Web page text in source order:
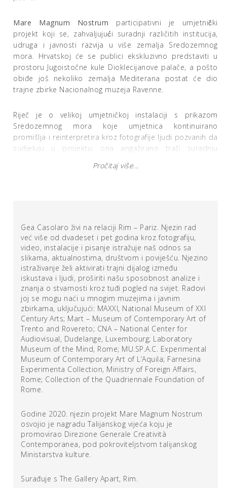
Mare Magnum Nostrum participativni je umjetnič̌ki
projekt koji se, zahvaljujuć́i suradnji različitih institucija,
udruga i javnosti razvija u više zemalja Sredozemnog
mora. Hrvatskoj će se publici ekskluzivno predstaviti u
prostoru Jugoistočne kule Dioklecijanove palače, a pošto
obiđe još nekoliko zemalja Mediterana postat će dio
trajne zbirke Nacionalnog muzeja Ravenne.
Riječ je o velikoj umjetničkoj instalaciji s prikazom
Sredozemnog mora koje umjetnica kontinuirano
promišlja i reinterpretira kroz fotografije ljudi pozvanih da
sudjeluju u projektu: ona angažirano traži suradnju
Mediterana satkan od fotografija svakodnevnih ljudskih
gdje publika ima pogled na svih 360 stupnjeva Mediterana
i to iz središta mora. Tijekom izložbe posjetitelji su
pozvani dodati i / ili zamijeniti postojeće slike s novim
fotografijama preuzetim iz arhive postavljajući ih na isti
dio obale.
Gea Casolaro poziva splićane da na web stranicu
projekta pošalju fotografije svakodnevnog života s
mediteranskih obala – fotografije na kojima je prisutan
bar malen komad mora – snimljene u bilo kojoj zemlji,
mjestu, vremenu i godišnjem dobu. Sve prikupljene
fotografije postat će sastavni dio projekta, a web stranica
koja će ga pratiti i s vremenom rasti, postat će platforma
bogata fotografijama i različitim pogledima na svijet pa će
se iz dana u dan razvijati rizomatska kartografija
koje je oduvijek bilo izvor razmjene civilizacija – istinski
zajednički bazen koji dijelimo i koji nas ujedinjuje – s
ciljem ukidanja misli “mi na ovoj obali i oni s druge
strane“: ne granica među ljudima, već svemir koji uključuje
i nas.
Izložba će biti otvorena od 12. do 26. studenog 2020.
Pročitaj više...
Gea Casolaro živi na relaciji Rim – Pariz. Njezin rad
već više od dvadeset i pet godina kroz fotografiju,
video, instalacije i pisanje istražuje naš odnos sa
slikama, aktualnostima, društvom i poviješću. Njezino
istraživanje želi aktivirati trajni dijalog između
iskustava i ljudi, proširiti našu sposobnost analize i
znanja o stvarnosti kroz tuđi pogled na svijet. Radovi
joj se mogu naći u mnogim muzejima i javnim
zbirkama, uključujući: MAXXI, National Museum of XXI
Century Arts; Mart – Museum of Contemporary Art of
Trento and Rovereto; CNA – National Center for
Audiovisual, Dudelange, Luxembourg; Laboratory
Museum of the Mind, Rome; MU.SP.A.C. Experimental
Museum of Contemporary Art of L’Aquila; Farnesina
Experimenta Collection, Ministry of Foreign Affairs,
Rome; Collection of the Quadriennale Foundation of
Rome.
Godine 2020. njezin projekt Mare Magnum Nostrum
osvojio je nagradu Talijanskog vijeća koju je
promovirao Direzione Generale Creatività
Contemporanea, pod pokroviteljstvom talijanskog
Ministarstva kulture.
Surađuje s The Gallery Apart, Rim.